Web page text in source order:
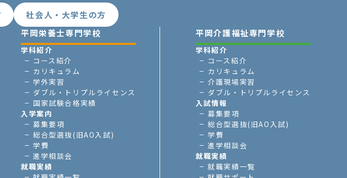
社会人・大学生の方
平岡栄養士専門学校
学科紹介
コース紹介
カリキュラム
学外実習
ダブル・トリプルライセンス
国家試験合格実績
入学案内
募集要項
総合型選抜(旧AO入試)
学費
進学相談会
就職実績
平岡介護福祉専門学校
学科紹介
コース紹介
カリキュラム
介護現場実習
ダブル・トリプルライセンス
入試情報
募集要項
総合型選抜(旧AO入試)
学費
進学相談会
就職実績
就職実績一覧